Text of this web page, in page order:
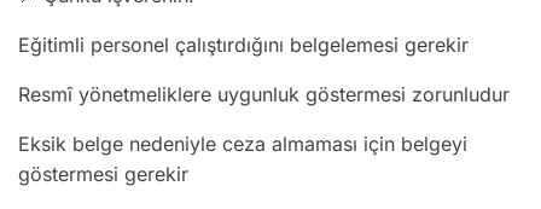
Eğitimli personel çalıştırdığını belgelemesi gerekir
Resmî yönetmeliklere uygunluk göstermesi zorunludur
Eksik belge nedeniyle ceza almaması için belgeyi
göstermesi gerekir